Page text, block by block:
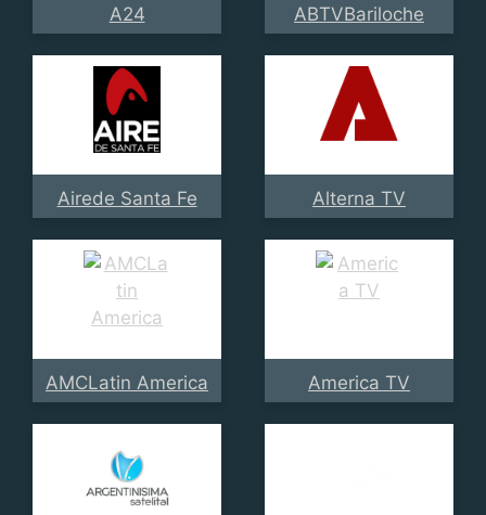
A24 ABTVBariloche
Airede Santa Fe Alterna TV
AMCLatin America America TV